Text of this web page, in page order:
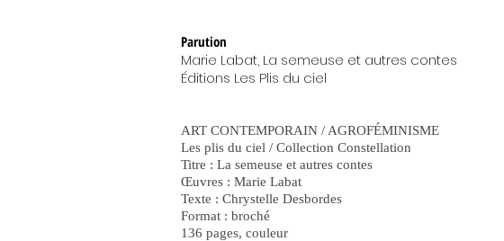
Parution
Marie Labat, La semeuse et autres contes
Éditions Les Plis du ciel
ART CONTEMPORAIN / AGROFÉMINISME
Les plis du ciel / Collection Constellation
Titre : La semeuse et autres contes
Œuvres : Marie Labat
Texte : Chrystelle Desbordes
Format : broché
136 pages, couleur